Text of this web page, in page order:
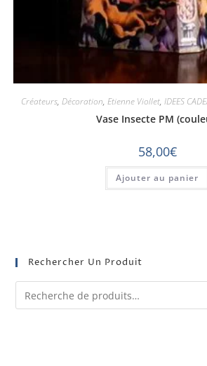
Créateurs, Décoration, Etienne Viollet, IDEES
Vase Insecte PM
58,00€
Ajouter au panier
Rechercher Un Produit